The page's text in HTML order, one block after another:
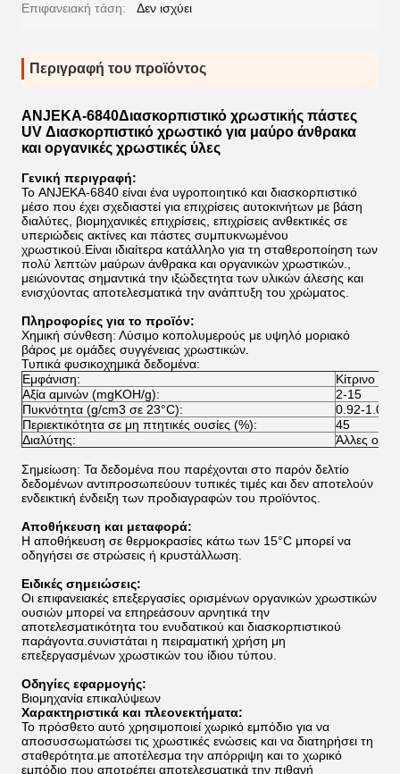
Επιφανειακή τάση: Δεν ισχύει
Περιγραφή του προϊόντος
ANJEKA-6840Διασκορπιστικό χρωστικής πάστες
UV Διασκορπιστικό χρωστικό για μαύρο άνθρακα
και οργανικές χρωστικές ύλες
Γενική περιγραφή:
Το ANJEKA-6840 είναι ένα υγροποιητικό και διασκορπιστικό
μέσο που έχει σχεδιαστεί για επιχρίσεις αυτοκινήτων με βάση
διαλύτες, βιομηχανικές επιχρίσεις, επιχρίσεις ανθεκτικές σε
υπεριώδεις ακτίνες και πάστες συμπυκνωμένου
χρωστικού.Είναι ιδιαίτερα κατάλληλο για τη σταθεροποίηση των
πολύ λεπτών μαύρων άνθρακα και οργανικών χρωστικών.,
μειώνοντας σημαντικά την ιξώδεςτητα των υλικών άλεσης και
ενισχύοντας αποτελεσματικά την ανάπτυξη του χρώματος.
Πληροφορίες για το προϊόν:
Χημική σύνθεση: Λύσιμο κοπολυμερούς με υψηλό μοριακό
βάρος με ομάδες συγγένειας χρωστικών.
Τυπικά φυσικοχημικά δεδομένα:
Εμφάνιση:
Κίτρινο
Αξία αμινών (mgKOH/g):
2-15
Πυκνότητα (g/cm3 σε 23°C):
0.92-1.05
Περιεκτικότητα σε μη πτητικές ουσίες (%):
45
Διαλύτης:
Άλλες
Σημείωση: Τα δεδομένα που παρέχονται στο παρόν δελτίο
δεδομένων αντιπροσωπεύουν τυπικές τιμές και δεν αποτελούν
ενδεικτική ένδειξη των προδιαγραφών του προϊόντος.
Αποθήκευση και μεταφορά:
Η αποθήκευση σε θερμοκρασίες κάτω των 15°C μπορεί να
οδηγήσει σε στρώσεις ή κρυστάλλωση.
Ειδικές σημειώσεις:
Οι επιφανειακές επεξεργασίες ορισμένων οργανικών χρωστικών
ουσιών μπορεί να επηρεάσουν αρνητικά την
αποτελεσματικότητα του ενυδατικού και διασκορπιστικού
παράγοντα.συνιστάται η πειραματική χρήση μη
επεξεργασμένων χρωστικών του ίδιου τύπου.
Οδηγίες εφαρμογής:
Βιομηχανία επικαλύψεων
Χαρακτηριστικά και πλεονεκτήματα:
Το πρόσθετο αυτό χρησιμοποιεί χωρικό εμπόδιο για να
αποσυσσωματώσει τις χρωστικές ενώσεις και να διατηρήσει τη
σταθερότητα.με αποτέλεσμα την απόρριψη και το χωρικό
εμπόδιο που αποτρέπει αποτελεσματικά την πιθανή